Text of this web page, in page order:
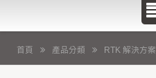
首頁 產品分類 RTK 解決方案